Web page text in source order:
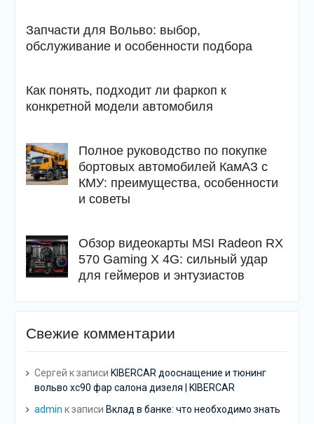
Запчасти для Вольво: выбор,
обслуживание и особенности подбора
Как понять, подходит ли фаркоп к
конкретной модели автомобиля
Полное руководство по покупке
бортовых автомобилей КамАЗ с
КМУ: преимущества, особенности
и советы
Обзор видеокарты MSI Radeon RX
570 Gaming X 4G: сильный удар
для геймеров и энтузиастов
Свежие комментарии
Сергей к записи KIBERCAR дооснащение и тюнинг
вольво хс90 фар салона дизеля | KIBERCAR
admin к записи Вклад в банке: что необходимо знать